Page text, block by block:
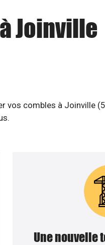
Joinville
vos combles à Joinville
Une nouvelle